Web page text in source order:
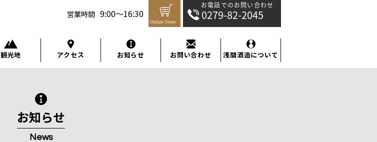
営業時間 9:00～16:30
観光地 アクセス お知らせ お問い合わせ 浅間酒造について
お知らせ
News